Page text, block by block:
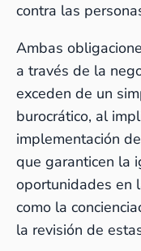
contra las
Ambas
a través de la
exceden de un
burocrático, al
implementación
que garanticen la
oportunidades en
como la
la revisión de